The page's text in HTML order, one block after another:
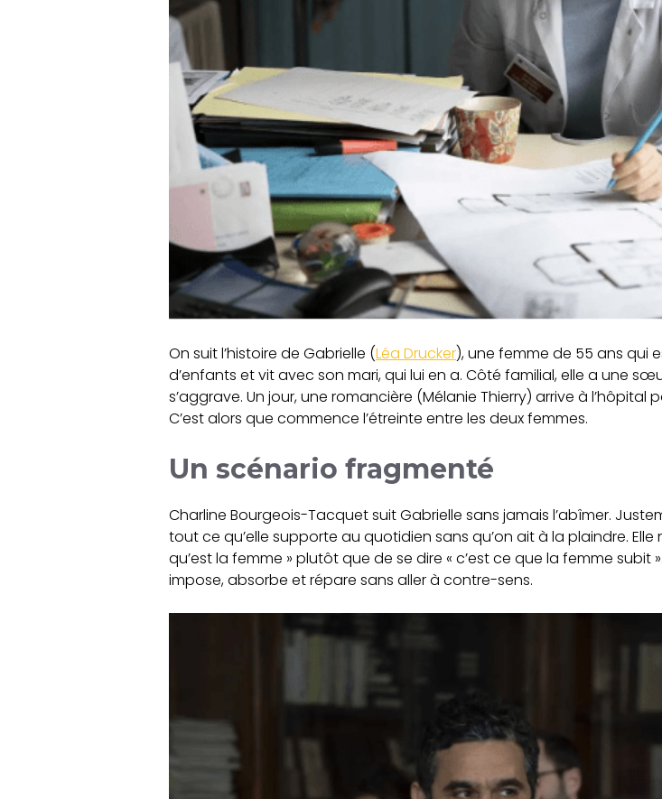
On suit l’histoire de Gabrielle (Léa Drucker), une femme de 55 ans qui
d’enfants et vit avec son mari, qui lui en a. Côté familial, elle a une
s’aggrave. Un jour, une romancière (Mélanie Thierry) arrive à
C’est alors que commence l’étreinte entre les deux femmes.
Un scénario fragmenté
Charline Bourgeois-Tacquet suit Gabrielle sans jamais l’abîmer.
tout ce qu’elle supporte au quotidien sans qu’on ait à la plaindre.
qu’est la femme » plutôt que de se dire « c’est ce que la femme subit
impose, absorbe et répare sans aller à contre-sens.